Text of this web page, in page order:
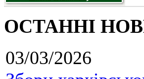
ОСТАННІ
03/03/2026